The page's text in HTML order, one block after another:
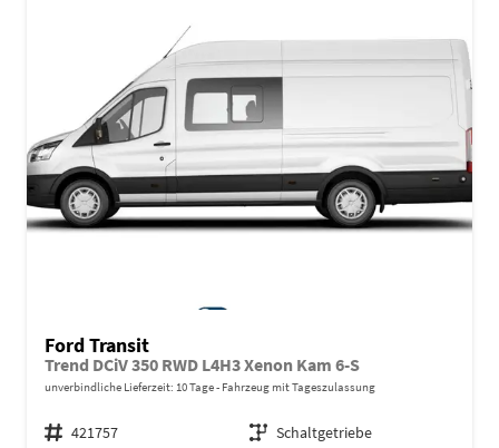
Ford Transit
Trend DCiV 350 RWD L4H3 Xenon Kam 6-S
unverbindliche Lieferzeit: 10 Tage Fahrzeug mit Tageszulassung
Fahrzeugnr. 421757 Getriebe Schaltgetriebe